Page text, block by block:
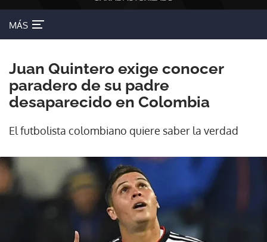
MÁS
Juan Quintero exige conocer
paradero de su padre
desaparecido en Colombia
El futbolista colombiano quiere saber la verdad